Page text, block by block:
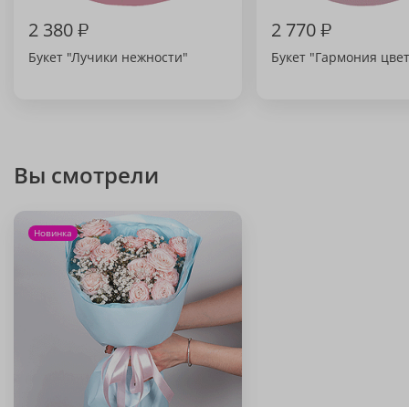
2 380₽
Букет "Лучики нежности"
2 770₽
Букет "Гармония
Вы смотрели
Новинка